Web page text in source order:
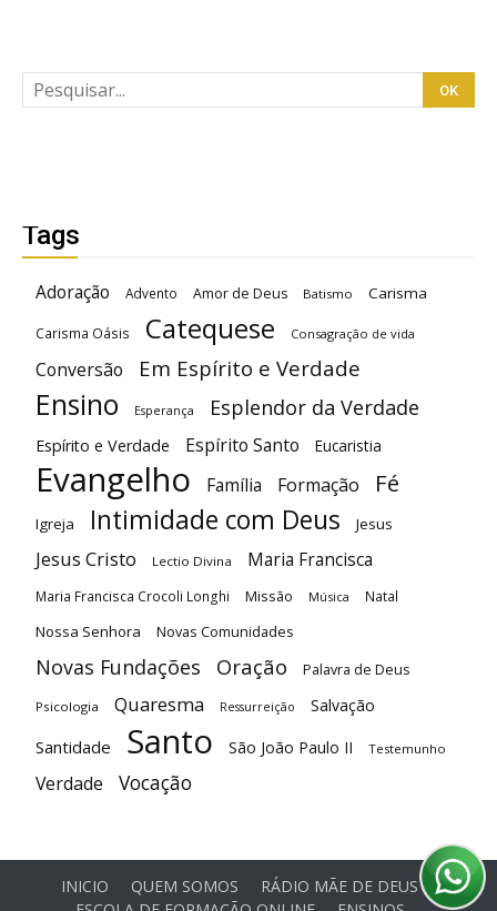
Tags
Adoração Advento Amor de Deus Batismo Carisma
Carisma Oásis Catequese Consagração de vida
Conversão Em Espírito e Verdade
Ensino Esperança Esplendor da Verdade
Espírito e Verdade Espírito Santo Eucaristia
Evangelho Família Formação Fé
Igreja Intimidade com Deus Jesus
Jesus Cristo Lectio Divina Maria Francisca
Maria Francisca Crocoli Longhi Missão Música Natal
Nossa Senhora Novas Comunidades
Novas Fundações Oração Palavra de Deus
Psicologia Quaresma Ressurreição Salvação
Santidade Santo São João Paulo II Testemunho
Verdade Vocação
INICIO QUEM SOMOS
RÁDIO MÃE DE DEUS